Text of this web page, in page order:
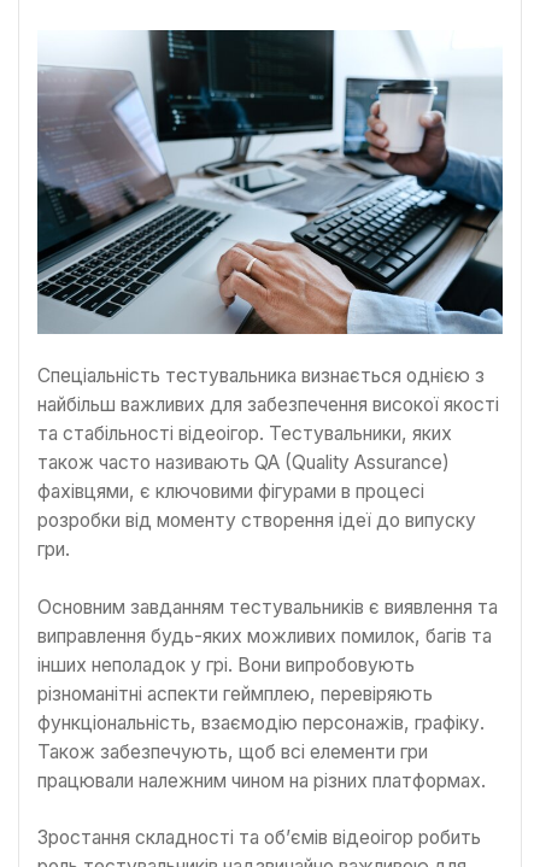
Спеціальність тестувальника визнається однією з
найбільш важливих для забезпечення високої якості
та стабільності відеоігор. Тестувальники, яких
також часто називають QA (Quality Assurance)
фахівцями, є ключовими фігурами в процесі
розробки від моменту створення ідеї до випуску
гри.
Основним завданням тестувальників є виявлення та
виправлення будь-яких можливих помилок, багів та
інших неполадок у грі. Вони випробовують
різноманітні аспекти геймплею, перевіряють
функціональність, взаємодію персонажів, графіку.
Також забезпечують, щоб всі елементи гри
працювали належним чином на різних платформах.
Зростання складності та об’ємів відеоігор робить